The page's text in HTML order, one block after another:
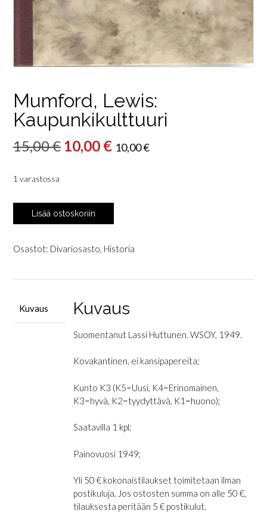
Mumford, Lewis:
Kaupunkikulttuuri
15,00€ Alkuperäinen
15,00 €.
10,00 €Nykyinen
10,00€
1 varastossa
Mumford,
Lewis:
määrä
Lisää ostoskoriin
Osastot: Divariosasto, Historia
Kuvaus Kuvaus
Suomentanut Lassi Huttunen. WSOY, 1949.
Kovakantinen, ei kansipapereita;
Kunto K3 (K5=Uusi, K4=Erinomainen,
K3=hyvä, K2=tyydyttävä, K1=huono);
Saatavilla 1 kpl;
Painovuosi 1949;
Yli 50 € kokonaistilaukset toimitetaan ilman
postikuluja. Jos ostosten summa on alle 50 €,
tilauksesta peritään 5 € postikulut.